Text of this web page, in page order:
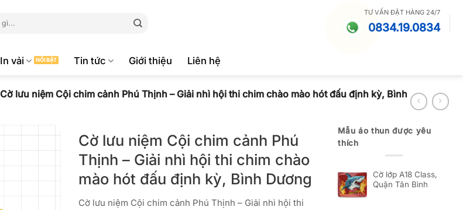
TƯ VẤN ĐẶT HÀNG 24/7
0834.19.0834
In vải Tin tức Giới thiệu Liên hệ
Cờ lưu niệm Cội chim cảnh Phú Thịnh – Giải nhì hội thi chim chào mào hót đấu định kỳ, Bình
Cờ lưu niệm Cội chim cảnh Phú
Thịnh – Giải nhì hội thi chim chào
mào hót đấu định kỳ, Bình Dương
Cờ lưu niệm Cội chim cảnh Phú Thịnh – Giải nhì hội thi
Mẫu áo thun được yêu
thích
Cờ lớp A18 Class,
Quận Tân Bình